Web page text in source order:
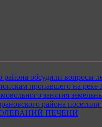
обсудили вопросы
пропавшего на реке
занятия
района
ПЕЧЕНИ